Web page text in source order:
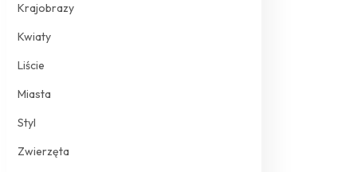
Krajobrazy
Kwiaty
Liście
Miasta
Styl
Zwierzęta